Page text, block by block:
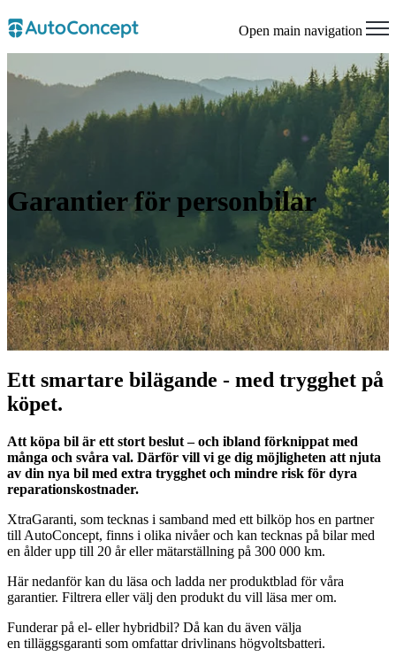
Open main navigation
Garantier för personbilar
Ett smartare bilägande - med trygghet på
köpet.
Att köpa bil är ett stort beslut – och ibland förknippat med
många och svåra val. Därför vill vi ge dig möjligheten att njuta
av din nya bil med extra trygghet och mindre risk för dyra
reparationskostnader.
XtraGaranti, som tecknas i samband med ett bilköp hos en partner
till AutoConcept, finns i olika nivåer och kan tecknas på bilar med
en ålder upp till 20 år eller mätarställning på 300 000 km.
Här nedanför kan du läsa och ladda ner produktblad för våra
garantier. Filtrera eller välj den produkt du vill läsa mer om.
Funderar på el- eller hybridbil? Då kan du även välja
en tilläggsgaranti som omfattar drivlinans högvoltsbatteri.